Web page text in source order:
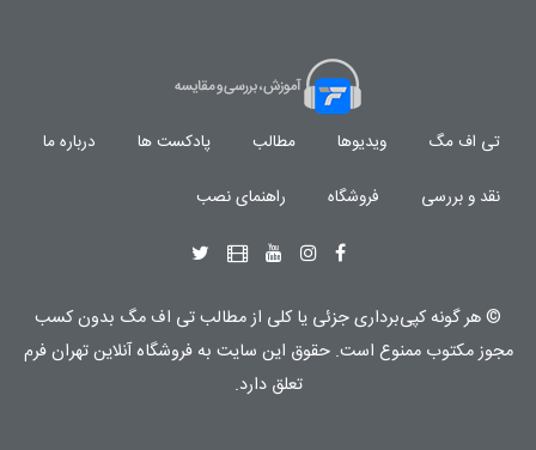
تی اف مگ ویدیوها مطالب پادکست ها درباره ما
نقد و بررسی فروشگاه راهنمای نصب
© هر گونهکپی‌برداری جزئی یا کلی از مطالب تی اف مگ بدون کسب
مجوز مکتوبممنوع است. حقوق این سایت بهفروشگاه آنلاین تهران فرم
تعلق دارد.